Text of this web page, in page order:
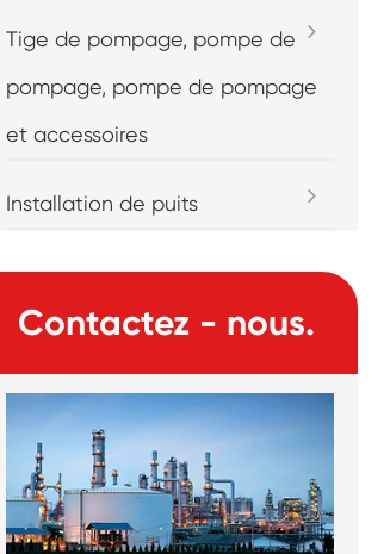
Tige de pompage, pompe de
pompage, pompe de pompage
et accessoires
Installation de puits
Contactez - nous.